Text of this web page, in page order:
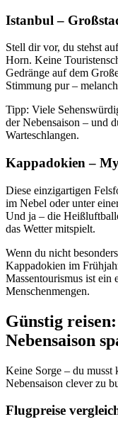
Istanbul –
Stell dir vor, du stehst
Horn. Keine
Gedränge auf dem
Stimmung pur –
Tipp: Viele
der Nebensaison – und
Warteschlangen.
Kappadokien –
Diese einzigartigen
im Nebel oder unter
Und ja – die
das Wetter mitspielt.
Wenn du nicht
Kappadokien im
Massentourismus ist ein
Menschenmengen.
Günstig
Nebensaison
Keine Sorge – du musst
Nebensaison clever zu
Flugpreise